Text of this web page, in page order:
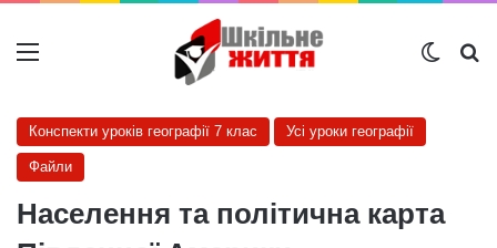
Меню
Конспекти уроків географії 7 клас Усі уроки географії
Файли
Населення та політична карта